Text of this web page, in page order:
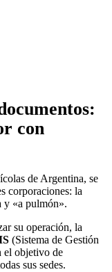
con
de Argentina, se
corporaciones: la
y «a pulmón».
su operación, la
(Sistema de Gestión
el objetivo de
sus sedes.